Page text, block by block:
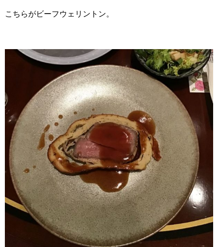
こちらがビーフウェリントン。